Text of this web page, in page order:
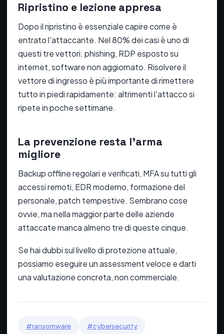
Ripristino e lezione appresa
Dopo il ripristino è essenziale capire come è
entrato l'attaccante. Nel 80% dei casi è uno di
questi tre vettori: phishing, RDP esposto su
internet, software non aggiornato. Risolvere il
vettore di ingresso è più importante di rimettere
tutto in piedi rapidamente: altrimenti l'attacco si
ripete in poche settimane.
La prevenzione resta l'arma
migliore
Backup offline regolari e verificati, MFA su tutti gli
accessi remoti, EDR moderno, formazione del
personale, patch tempestive. Sembrano cose
ovvie, ma nella maggior parte delle aziende
attaccate manca almeno tre di queste cinque.
Se hai dubbi sul livello di protezione attuale,
possiamo eseguire un assessment veloce e darti
una valutazione concreta, non commerciale.
#ransomware #cybersecurity